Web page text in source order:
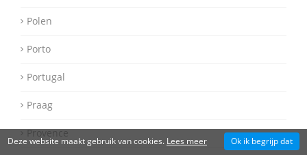
Polen
Porto
Portugal
Praag
Provence
Deze website maakt gebruik van cookies. Lees meer Ok ik begrijp dat